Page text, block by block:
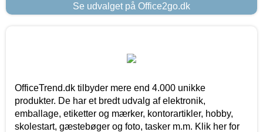
Se udvalget på Office2go.dk
OfficeTrend.dk tilbyder mere end 4.000 unikke
produkter. De har et bredt udvalg af elektronik,
emballage, etiketter og mærker, kontorartikler, hobby,
skolestart, gæstebøger og foto, tasker m.m. Klik her for